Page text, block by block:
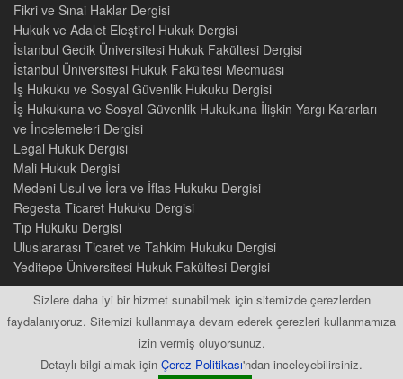
Sizlere daha iyi bir hizmet sunabilmek için sitemizde çerezlerden
faydalanıyoruz. Sitemizi kullanmaya devam ederek çerezleri kullanmamıza
izin vermiş oluyorsunuz.
Detaylı bilgi almak için Çerez Politikası'ndan inceleyebilirsiniz.
Fikri ve Sınai Haklar Dergisi
Hukuk ve Adalet Eleştirel Hukuk Dergisi
İstanbul Gedik Üniversitesi Hukuk Fakültesi Dergisi
İstanbul Üniversitesi Hukuk Fakültesi Mecmuası
İş Hukuku ve Sosyal Güvenlik Hukuku Dergisi
İş Hukukuna ve Sosyal Güvenlik Hukukuna İlişkin Yargı Kararları
ve İncelemeleri Dergisi
Legal Hukuk Dergisi
Mali Hukuk Dergisi
Medeni Usul ve İcra ve İflas Hukuku Dergisi
Regesta Ticaret Hukuku Dergisi
Tıp Hukuku Dergisi
Uluslararası Ticaret ve Tahkim Hukuku Dergisi
Yeditepe Üniversitesi Hukuk Fakültesi Dergisi
2015 © Tüm Hakları Saklıdır